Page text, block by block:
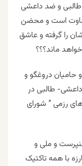
طالبی و ضد داعشی
است و محضن
را گرفته و عاشق
ماند؟؟؟
دروغگو و
طالبی در
رزمی ” شورای
و ملی و
با همه تاکتیک